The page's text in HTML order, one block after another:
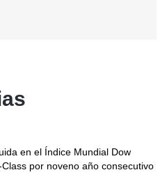
en el Índice Mundial Dow
por noveno año consecutivo